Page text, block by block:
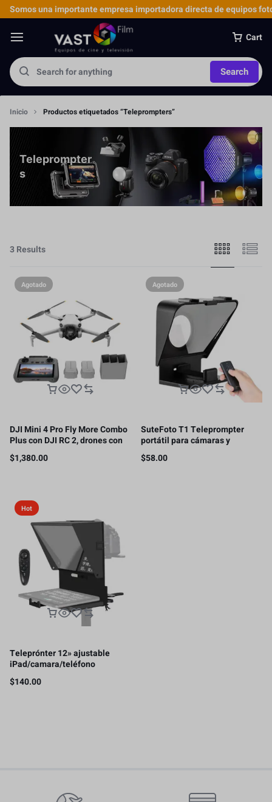
Somos una importante empresa importadora directa de equipos
Cart
Search
Inicio Productos etiquetados “Teleprompters”
Teleprompter
s
3 Results
Agotado
DJI Mini 4 Pro Fly More Combo
Plus con DJI RC 2, drones con
cámara para adultos 4K, 3
baterías
$1,380.00
Agotado
SuteFoto T1 Teleprompter
portátil para cámaras y
celulares, mini teleprompter
con control
$58.00
Hot
Teleprónter 12» ajustable
iPad/camara/teléfono
inteligente
$140.00